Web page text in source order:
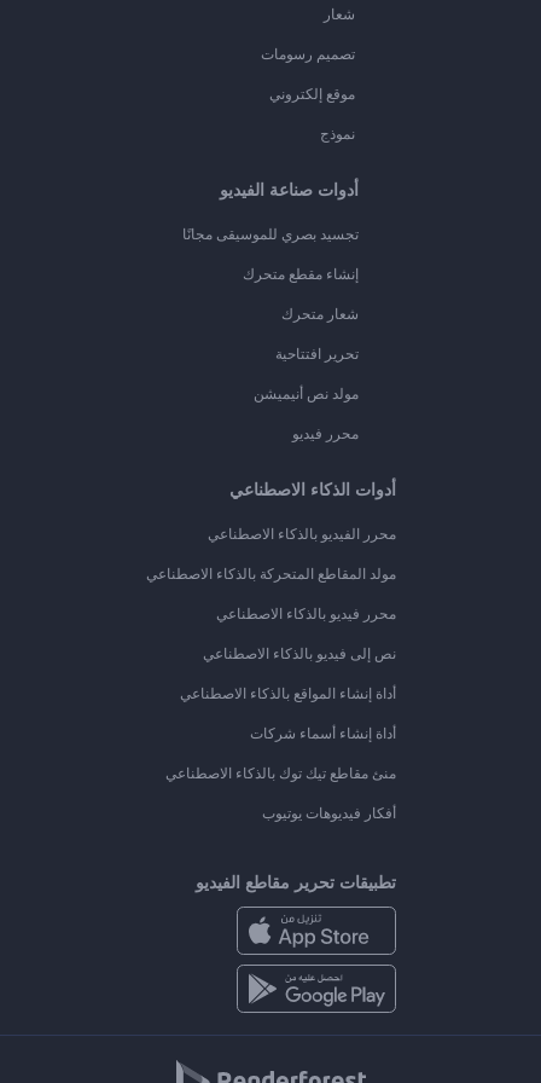
شعار
تصميم رسومات
موقع إلكتروني
نموذج
أدوات صناعة الفيديو
تجسيد بصري للموسيقى مجانًا
إنشاء مقطع متحرك
شعار متحرك
تحرير افتتاحية
مولد نص أنيميشن
محرر فيديو
أدوات الذكاء الاصطناعي
محرر الفيديو بالذكاء الاصطناعي
مولد المقاطع المتحركة بالذكاء الاصطناعي
محرر فيديو بالذكاء الاصطناعي
نص إلى فيديو بالذكاء الاصطناعي
أداة إنشاء المواقع بالذكاء الاصطناعي
أداة إنشاء أسماء شركات
منئ مقاطع تيك توك بالذكاء الاصطناعي
أفكار فيديوهات يوتيوب
تطبيقات تحرير مقاطع الفيديو